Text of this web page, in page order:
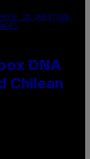
IN QUESTION.
DNA
Chilean